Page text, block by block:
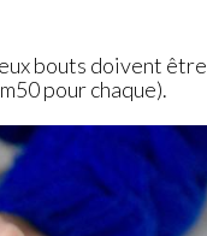
bouts doivent être
pour chaque).